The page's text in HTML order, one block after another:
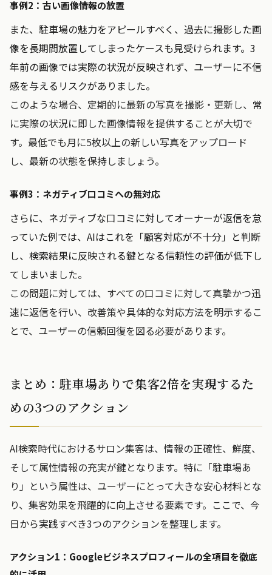
事例2：古い画像情報の放置
また、駐車場の魅力をアピールすべく、過去に撮影した画
像を長期間放置してしまったケースも見受けられます。3
年前の画像では実際の状況が反映されず、ユーザーに不信
感を与えるリスクがありました。
このような場合、定期的に最新の写真を撮影・更新し、常
に実際の状況に即した画像情報を提供することが大切で
す。最低でも月に5枚以上の新しい写真をアップロード
し、最新の状態を保持しましょう。
事例3：ネガティブ口コミへの無対応
さらに、ネガティブな口コミに対してオーナーが返信を怠
っていた例では、AIはこれを「顧客対応が不十分」と判断
し、検索結果に反映される鍵となる信頼性の評価が低下し
てしまいました。
この問題に対しては、すべての口コミに対して真摯かつ迅
速に返信を行い、改善策や具体的な対応方法を明示するこ
とで、ユーザーの信頼回復を図る必要があります。
まとめ：駐車場ありで集客2倍を実現するた
めの3つのアクション
AI検索時代におけるサロン集客は、情報の正確性、鮮度、
そして属性情報の充実が鍵となります。特に「駐車場あ
り」という属性は、ユーザーにとって大きな安心材料とな
り、集客効果を飛躍的に向上させる要素です。ここで、今
日から実践すべき3つのアクションを整理します。
アクション1：Googleビジネスプロフィールの全項目を徹底